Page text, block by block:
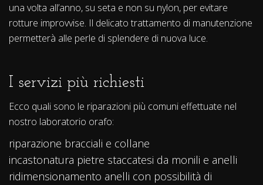
una volta all’anno, su seta e non su nylon, per evitare
rotture improvvise. Il delicato trattamento di manutenzione
permetterà alle perle di splendere di nuova luce.
I servizi più richiesti
Ecco quali sono le riparazioni più comuni effettuate nel
nostro laboratorio orafo:
riparazione bracciali e collane
incastonatura pietre staccatesi da monili e anelli
ridimensionamento anelli con possibilità di